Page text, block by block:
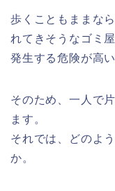
歩くこともままな
れてきそうなゴミ
発生する危険が高い
そのため、一人で
ます。
それでは、どのよ
か。